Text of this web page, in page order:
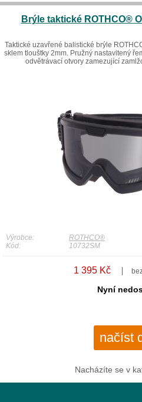
Brýle taktické ROTHCO®
Taktické uzavřené balistické brýle
sklem tlouštky 2mm. Pružný nastavitený
odvětrávací otvory zamezující
Výrobce:
ROTHCO®
Kód:
10732SM
1 395 Kč
Nyní
načíst
Nacházíte se v